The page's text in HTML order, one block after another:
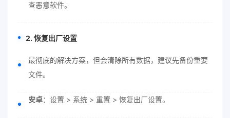
查恶意软件。
2. 恢复出厂设置
最彻底的解决方案，但会清除所有数据，建议先备份重要
文件。
安卓：设置 > 系统 > 重置 > 恢复出厂设置。